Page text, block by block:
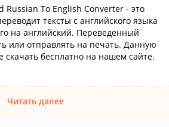
Russian To English Converter - это
тексты с английского языка
на английский. Переведенный
или отправлять на печать. Данную
бесплатно на нашем сайте.
Читать далее